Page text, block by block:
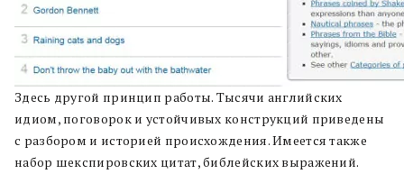
Здесь другой принцип работы. Тысячи английских
идиом, поговорок и устойчивых конструкций приведены
с разбором и историей происхождения. Имеется также
набор шекспировских цитат, библейских выражений.